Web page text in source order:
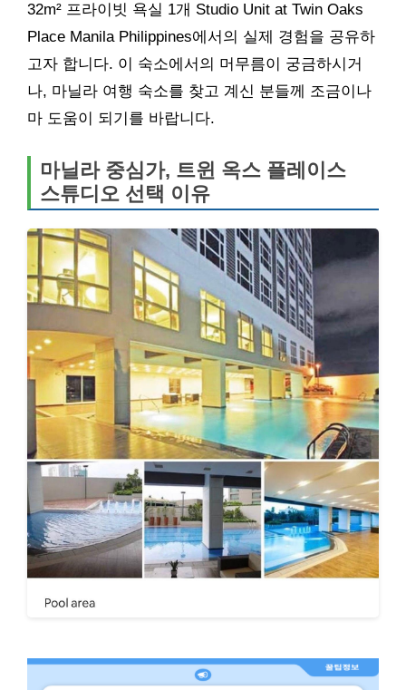
32m² 프라이빗 욕실 1개 Studio Unit at Twin Oaks
Place Manila Philippines에서의 실제 경험을 공유하
고자 합니다. 이 숙소에서의 머무름이 궁금하시거
나, 마닐라 여행 숙소를 찾고 계신 분들께 조금이나
마 도움이 되기를 바랍니다.
마닐라 중심가, 트윈 옥스 플레이스
스튜디오 선택 이유